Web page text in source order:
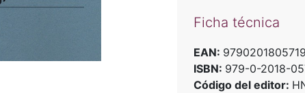
Ficha técnica
EAN: 9790201805719
ISBN: 979-0-2018-
Código del editor: